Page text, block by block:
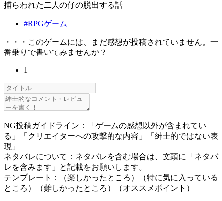
捕らわれた二人の仔の脱出する話
#RPGゲーム
・・・このゲームには、まだ感想が投稿されていません。一
番乗りで書いてみませんか？
1
NG投稿ガイドライン：「ゲームの感想以外が含まれてい
る」「クリエイターへの攻撃的な内容」「紳士的ではない表
現」
ネタバレについて：ネタバレを含む場合は、文頭に「ネタバ
レを含みます」と記載をお願いします。
テンプレート：（楽しかったところ）（特に気に入っている
ところ）（難しかったところ）（オススメポイント）